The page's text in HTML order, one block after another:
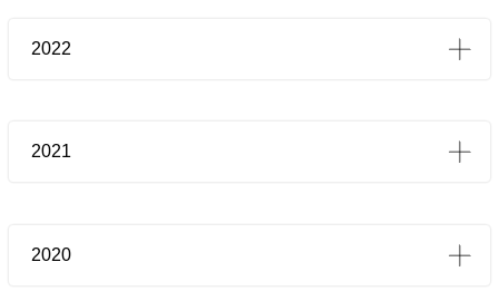
2022
2021
2020